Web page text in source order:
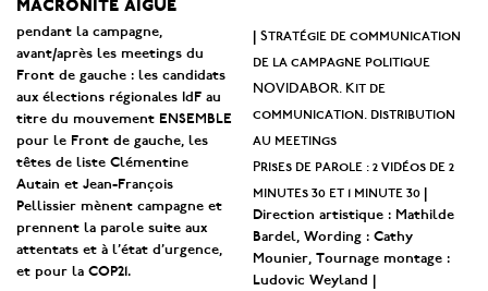
pendant la campagne,
avant/après les meetings du
Front de gauche : les candidats
aux élections régionales IdF au
titre du mouvement ENSEMBLE
pour le Front de gauche, les
têtes de liste Clémentine
Autain et Jean-François
Pellissier mènent campagne et
prennent la parole suite aux
attentats et à l’état d’urgence,
et pour la COP21.
|Stratégie de communication
de la campagne politique
NOVIDABOR. Kit de
communication. distribution
au meetings
Prises de parole : 2 vidéos de 2
minutes 30 et 1 minute 30
Direction artistique : Mathilde
Bardel, Wording : Cathy
Mounier, Tournage montage :
Ludovic Weyland |